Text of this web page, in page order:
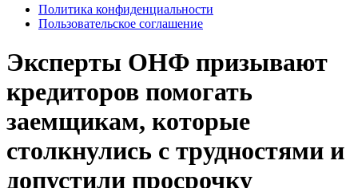
Политика конфиденциальности
Пользовательское соглашение
Эксперты ОНФ призывают
кредиторов помогать
заемщикам, которые
столкнулись с трудностями и
допустили просрочку